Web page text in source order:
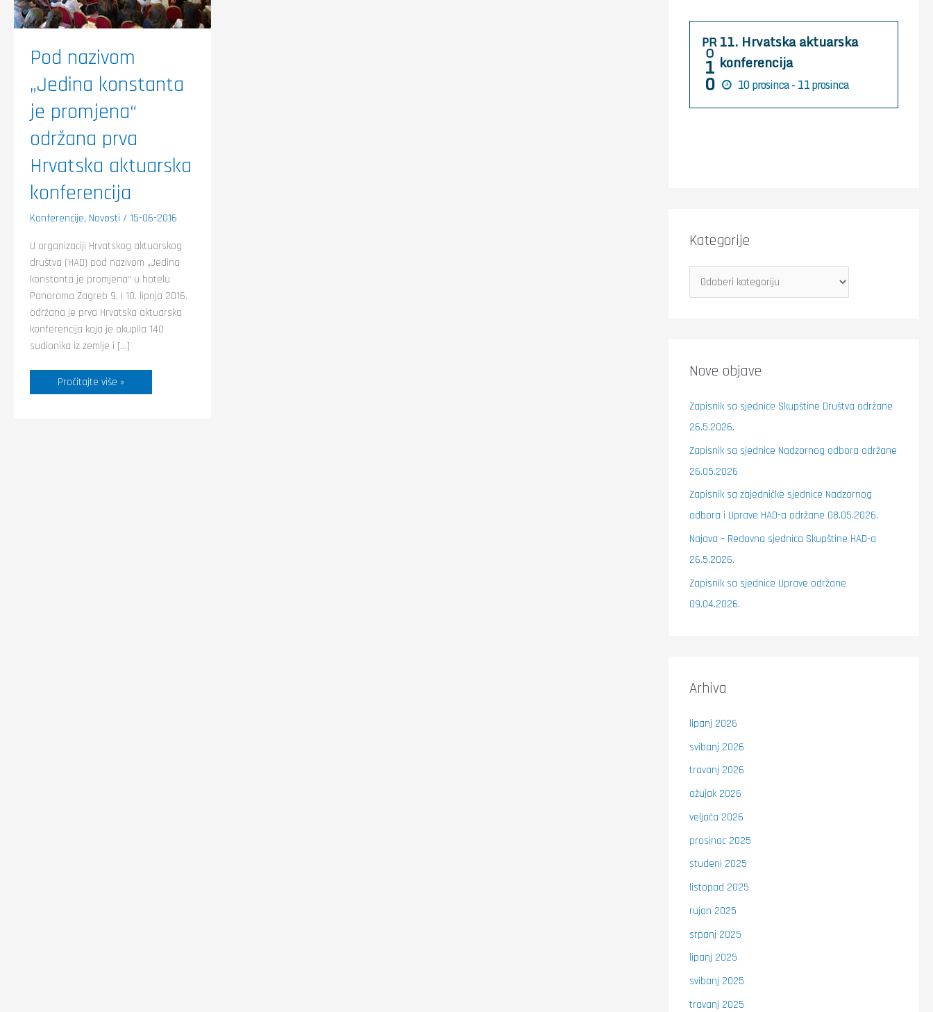
Pod nazivom
„Jedina konstanta
je promjena“
održana prva
Hrvatska aktuarska
konferencija
Konferencije, Novosti / 15-06-2016
U organizaciji Hrvatskog aktuarskog
društva (HAD) pod nazivom „Jedina
konstanta je promjena“ u hotelu
Panorama Zagreb 9. i 10. lipnja 2016.
održana je prva Hrvatska aktuarska
konferencija koja je okupila 140
sudionika iz zemlje i […]
konferencija
Pročitajte više »
PR
O
1
0
11. Hrvatska aktuarska
konferencija
10 prosinca - 11 prosinca
Kategorije
Nove objave
Zapisnik sa sjednice Skupštine Društva održane
26.5.2026.
Zapisnik sa sjednice Nadzornog odbora održane
26.05.2026
Zapisnik sa zajedničke sjednice Nadzornog
odbora i Uprave HAD-a održane 08.05.2026.
Najava – Redovna sjednica Skupštine HAD-a
26.5.2026.
Zapisnik sa sjednice Uprave održane
09.04.2026.
Arhiva
lipanj 2026
svibanj 2026
travanj 2026
ožujak 2026
veljača 2026
prosinac 2025
studeni 2025
listopad 2025
rujan 2025
srpanj 2025
lipanj 2025
svibanj 2025
travanj 2025